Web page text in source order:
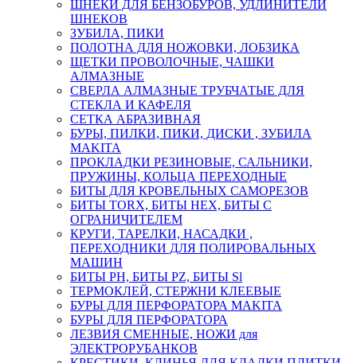
ШНЕКИ ДЛЯ БЕНЗОБУРОВ, УДЛИНИТЕЛИ
ШНЕКОВ
ЗУБИЛА, ПИКИ
ПОЛОТНА ДЛЯ НОЖОВКИ, ЛОБЗИКА
ЩЕТКИ ПРОВОЛОЧНЫЕ, ЧАШКИ
АЛМАЗНЫЕ
СВЕРЛА АЛМАЗНЫЕ ТРУБЧАТЫЕ ДЛЯ
СТЕКЛА И КАФЕЛЯ
СЕТКА АБРАЗИВНАЯ
БУРЫ, ПИЛКИ, ПИКИ, ДИСКИ , ЗУБИЛА
MAKITA
ПРОКЛАДКИ РЕЗИНОВЫЕ, САЛЬНИКИ,
ПРУЖИНЫ, КОЛЬЦА ПЕРЕХОДНЫЕ
БИТЫ ДЛЯ КРОВЕЛЬНЫХ САМОРЕЗОВ
БИТЫ TORX, БИТЫ НЕХ, БИТЫ С
ОГРАНИЧИТЕЛЕМ
КРУГИ, ТАРЕЛКИ, НАСАДКИ ,
ПЕРЕХОДНИКИ ДЛЯ ПОЛИРОВАЛЬНЫХ
МАШИН
БИТЫ PH, БИТЫ PZ, БИТЫ Sl
ТЕРМОКЛЕЙ, СТЕРЖНИ КЛЕЕВЫЕ
БУРЫ ДЛЯ ПЕРФОРАТОРА MAKITA
БУРЫ ДЛЯ ПЕРФОРАТОРА
ЛЕЗВИЯ СМЕННЫЕ, НОЖИ для
ЭЛЕКТРОРУБАНКОВ